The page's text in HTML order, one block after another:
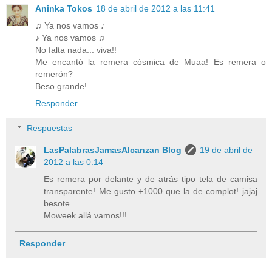
Aninka Tokos 18 de abril de 2012 a las 11:41
♫ Ya nos vamos ♪
♪ Ya nos vamos ♫
No falta nada... viva!!
Me encantó la remera cósmica de Muaa! Es remera o
remerón?
Beso grande!
Responder
Respuestas
LasPalabrasJamasAlcanzan Blog
19 de abril de
2012 a las 0:14
Es remera por delante y de atrás tipo tela de camisa
transparente! Me gusto +1000 que la de complot! jajaj
besote
Moweek allá vamos!!!
Responder